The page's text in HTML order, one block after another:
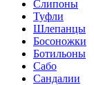
Слипоны
Туфли
Шлепанцы
Босоножки
Ботильоны
Сабо
Сандалии